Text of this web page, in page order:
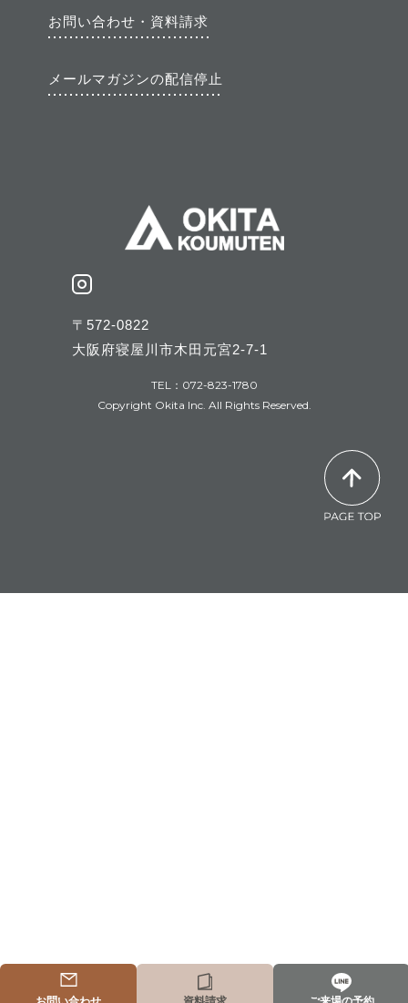
〒572-0822
大阪府寝屋川市木田元宮2-7-1
TEL：072-823-1780
Copyright Okita Inc. All Rights Reserved.
お問い合わせ・資料請求
メールマガジンの配信停止